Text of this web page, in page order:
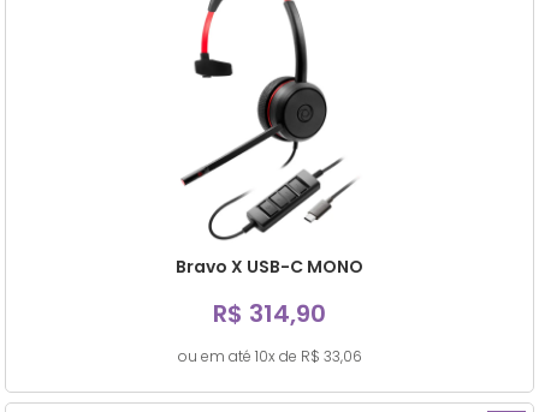
Bravo X USB-C MONO
R$ 314,90
ou em até 10x de R$ 33,06